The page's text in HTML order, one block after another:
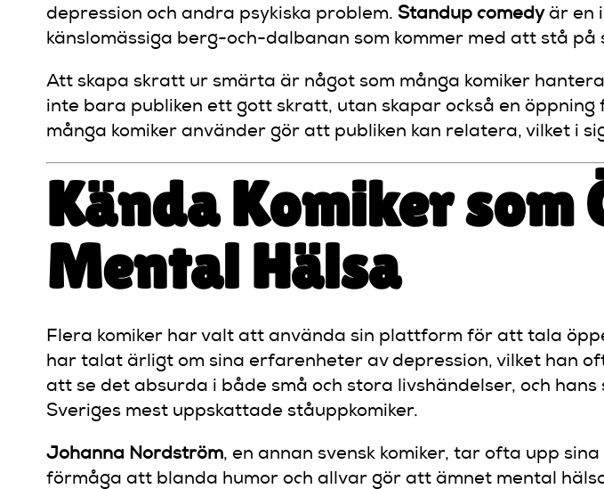
depression och andra psykiska problem. Standup comedyär en
känslomässiga berg-och-dalbanan som kommer med att stå
Att skapa skratt ur smärta är något som många komiker
inte bara publiken ett gott skratt, utan skapar också en öppning
många komiker använder gör att publiken kan relatera, vilket i
Kända Komiker
Mental Hälsa
Flera komiker har valt att använda sin plattform för att tala
har talat ärligt om sina erfarenheter av depression, vilket han
att se det absurda i både små och stora livshändelser, och
Sveriges mest uppskattade ståuppkomiker.
Johanna Nordström, en annan svensk komiker, tar ofta upp
förmåga att blanda humor och allvar gör att ämnet mental